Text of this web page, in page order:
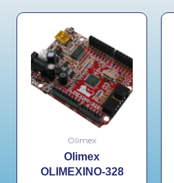
Olimex
Olimex
OLIMEXINO-328